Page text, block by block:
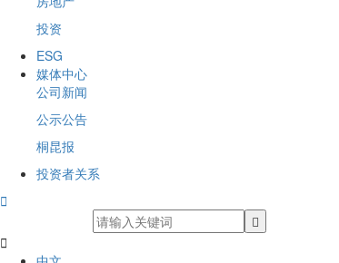
投资
ESG
媒体中心
公司新闻
公示公告
桐昆报
投资者关系

